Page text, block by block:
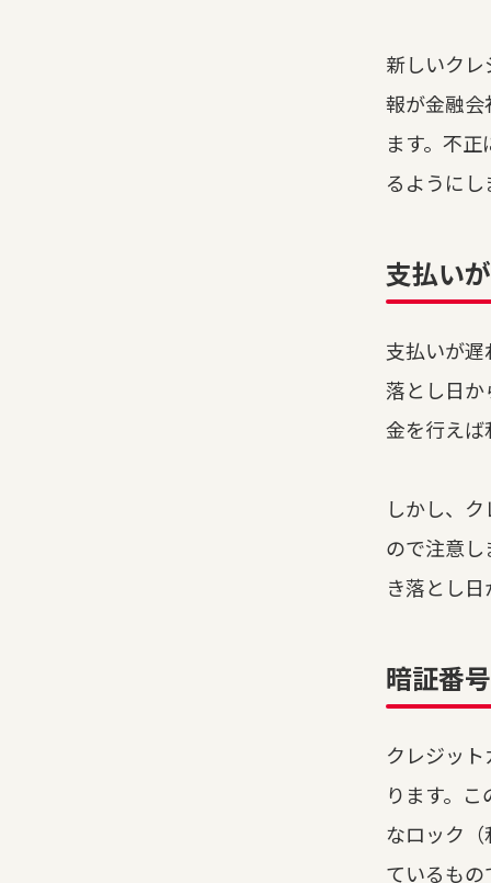
新しいク
報が金融
ます。不
るように
支払い
支払いが
落とし日
金を行え
しかし、
ので注意
き落とし
暗証番
クレジッ
ります。
なロック
ているも